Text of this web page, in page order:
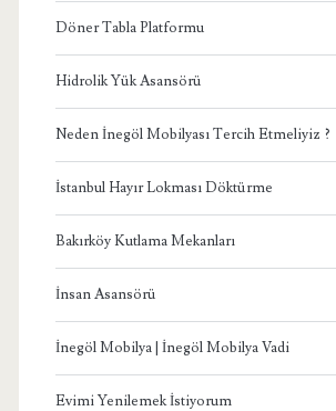
Döner Tabla Platformu
Hidrolik Yük Asansörü
Neden İnegöl Mobilyası Tercih Etmeliyiz ?
İstanbul Hayır Lokması Döktürme
Bakırköy Kutlama Mekanları
İnsan Asansörü
İnegöl Mobilya | İnegöl Mobilya Vadi
Evimi Yenilemek İstiyorum